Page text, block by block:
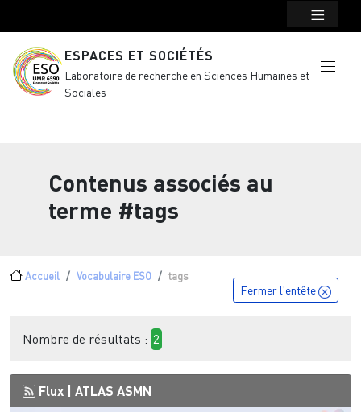
ESPACES ET SOCIÉTÉS
Laboratoire de recherche en Sciences Humaines et
Sociales
Contenus associés au
terme #tags
Fil d'Ariane
Accueil Vocabulaire ESO tags
Fermer l'entête
Nombre de résultats : 2
Flux | ATLAS ASMN